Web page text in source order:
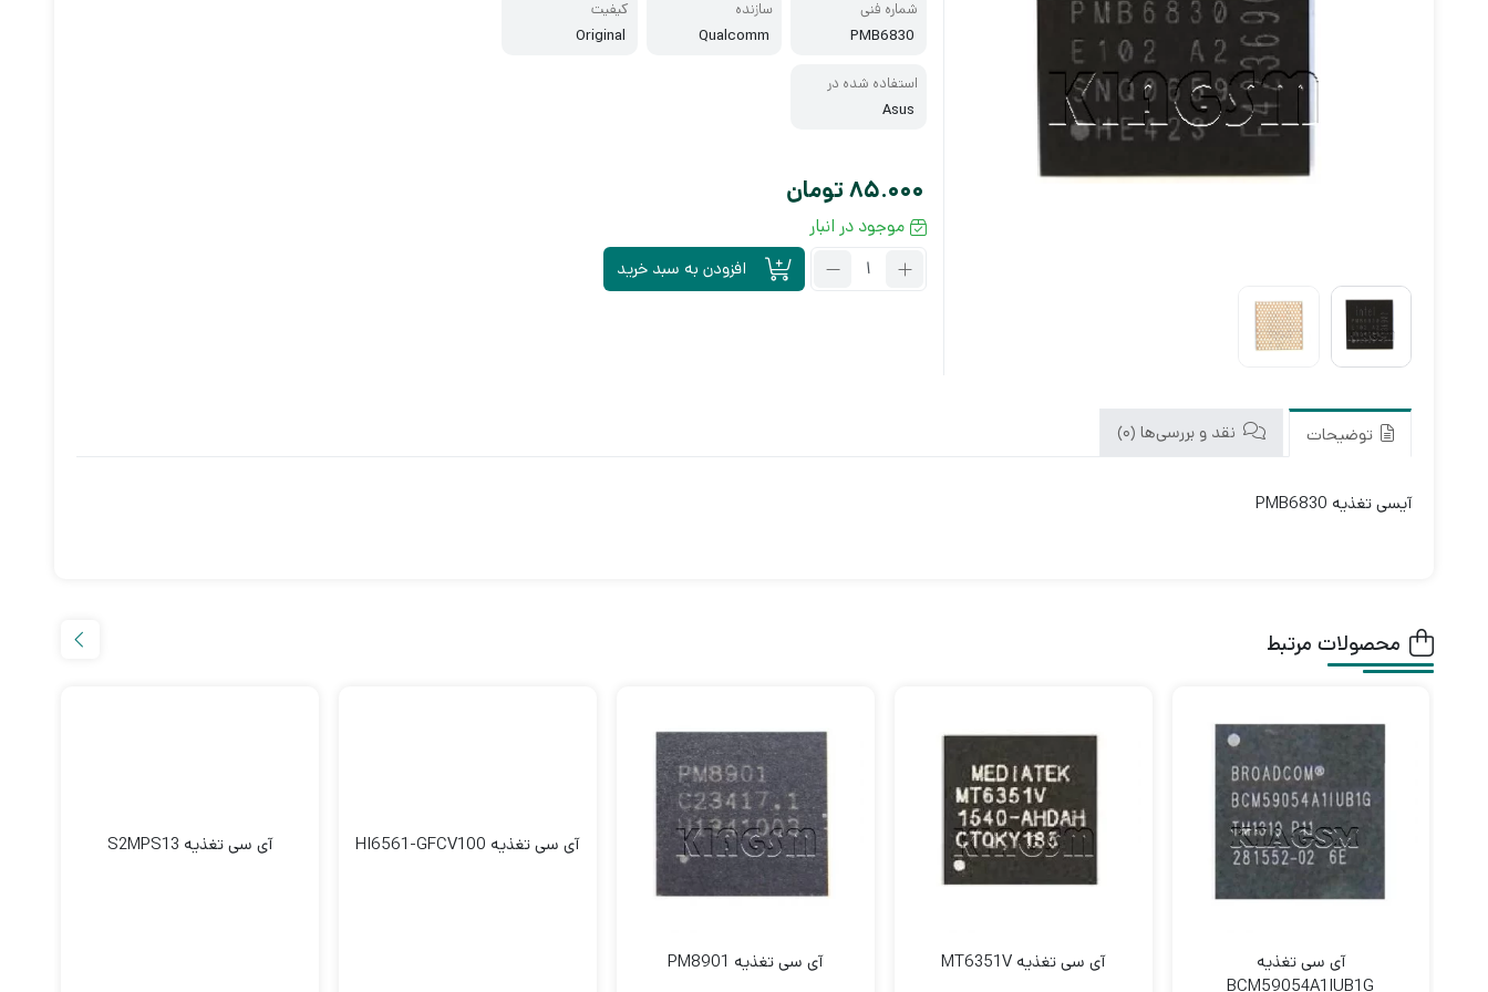
شماره فنی
PMB6830
سازنده
Qualcomm
کیفیت
Original
استفاده شده در
Asus
85.000 تومان
موجود در انبار
تعداد:
افزودن به سبد خرید
توضیحات نقد و بررسی‌ها (0)
آیسی تغذیه PMB6830
محصولات مرتبط
آی سی تغذیه
BCM59054A1IUB1G
آی سی تغذیه MT6351V آی سی تغذیه PM8901
آی سی تغذیه HI6561-GFCV100 آی سی تغذیه S2MPS13